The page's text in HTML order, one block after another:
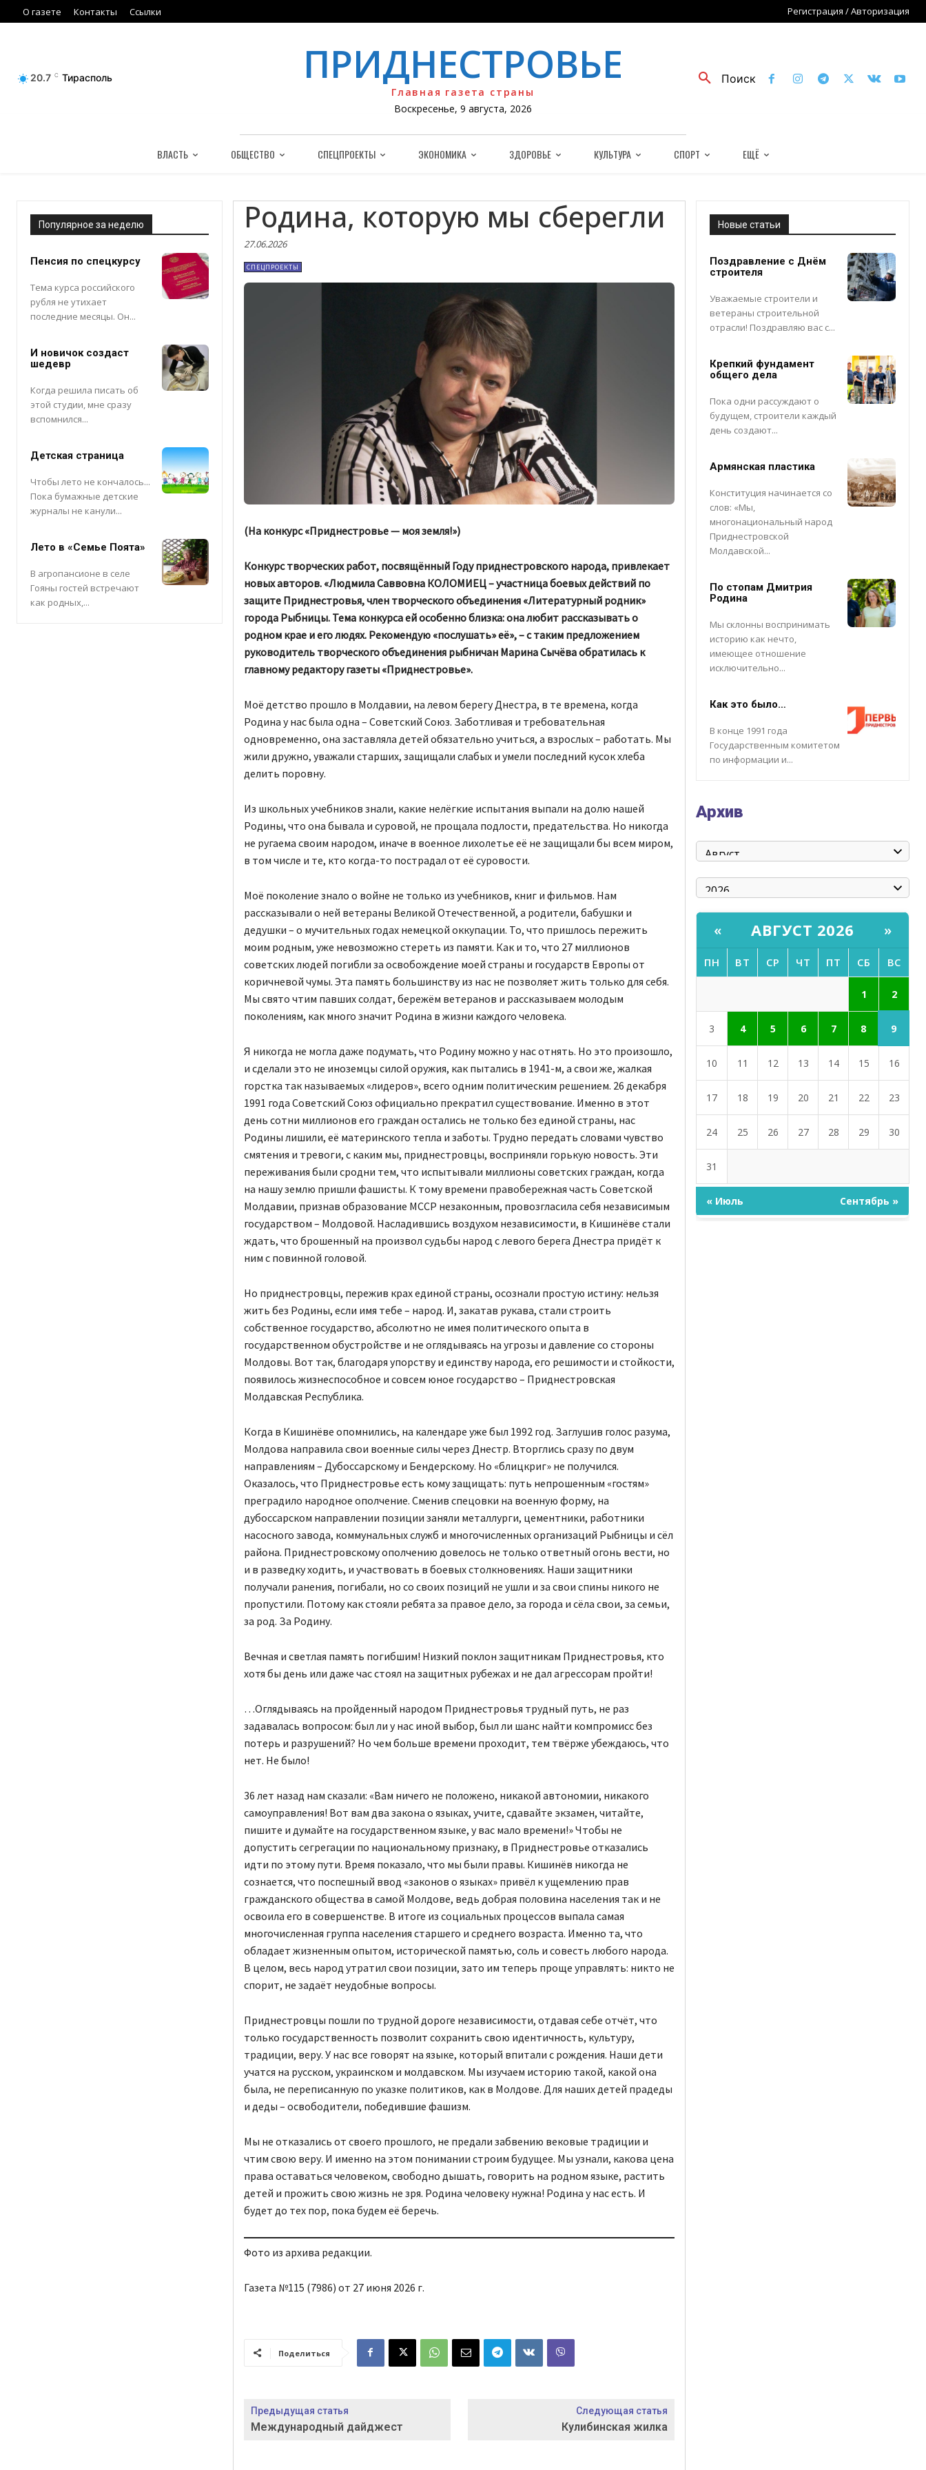
О газете Контакты Ссылки Регистрация / Авторизация
20.7 C Тирасполь ПРИДНЕСТРОВЬЕ
Главная газета страны
Воскресенье, 9 августа, 2026
Поиск
ВЛАСТЬ ОБЩЕСТВО СПЕЦПРОЕКТЫ ЭКОНОМИКА ЗДОРОВЬЕ КУЛЬТУРА СПОРТ ЕЩЁ
Популярное за неделю
Пенсия по спецкурсу
Тема курса российского
рубля не утихает
последние месяцы. Он...
И новичок создаст
шедевр
Когда решила писать об
этой студии, мне сразу
вспомнился...
Детская страница
Чтобы лето не кончалось...
Пока бумажные детские
журналы не канули...
Лето в «Семье Поята»
В агропансионе в селе
Гояны гостей встречают
как родных,...
Родина, которую мы сберегли
27.06.2026
СПЕЦПРОЕКТЫ
(На конкурс «Приднестровье — моя земля!»)
Конкурс творческих работ, посвящённый Году приднестровского народа, привлекает
новых авторов. «Людмила Саввовна КОЛОМИЕЦ – участница боевых действий по
защите Приднестровья, член творческого объединения «Литературный родник»
города Рыбницы. Тема конкурса ей особенно близка: она любит рассказывать о
родном крае и его людях. Рекомендую «послушать» её», – с таким предложением
руководитель творческого объединения рыбничан Марина Сычёва обратилась к
главному редактору газеты «Приднестровье».
Моё детство прошло в Молдавии, на левом берегу Днестра, в те времена, когда
Родина у нас была одна – Советский Союз. Заботливая и требовательная
одновременно, она заставляла детей обязательно учиться, а взрослых – работать. Мы
жили дружно, уважали старших, защищали слабых и умели последний кусок хлеба
делить поровну.
Из школьных учебников знали, какие нелёгкие испытания выпали на долю нашей
Родины, что она бывала и суровой, не прощала подлости, предательства. Но никогда
не ругаема своим народом, иначе в военное лихолетье её не защищали бы всем миром,
в том числе и те, кто когда-то пострадал от её суровости.
Моё поколение знало о войне не только из учебников, книг и фильмов. Нам
рассказывали о ней ветераны Великой Отечественной, а родители, бабушки и
дедушки – о мучительных годах немецкой оккупации. То, что пришлось пережить
моим родным, уже невозможно стереть из памяти. Как и то, что 27 миллионов
советских людей погибли за освобождение моей страны и государств Европы от
коричневой чумы. Эта память большинству из нас не позволяет жить только для себя.
Мы свято чтим павших солдат, бережём ветеранов и рассказываем молодым
поколениям, как много значит Родина в жизни каждого человека.
Я никогда не могла даже подумать, что Родину можно у нас отнять. Но это произошло,
и сделали это не иноземцы силой оружия, как пытались в 1941-м, а свои же, жалкая
горстка так называемых «лидеров», всего одним политическим решением. 26 декабря
1991 года Советский Союз официально прекратил существование. Именно в этот
день сотни миллионов его граждан остались не только без единой страны, нас
Родины лишили, её материнского тепла и заботы. Трудно передать словами чувство
смятения и тревоги, с каким мы, приднестровцы, восприняли горькую новость. Эти
переживания были сродни тем, что испытывали миллионы советских граждан, когда
на нашу землю пришли фашисты. К тому времени правобережная часть Советской
Молдавии, признав образование МССР незаконным, провозгласила себя независимым
государством – Молдовой. Насладившись воздухом независимости, в Кишинёве стали
ждать, что брошенный на произвол судьбы народ с левого берега Днестра придёт к
ним с повинной головой.
Но приднестровцы, пережив крах единой страны, осознали простую истину: нельзя
жить без Родины, если имя тебе – народ. И, закатав рукава, стали строить
собственное государство, абсолютно не имея политического опыта в
государственном обустройстве и не оглядываясь на угрозы и давление со стороны
Молдовы. Вот так, благодаря упорству и единству народа, его решимости и стойкости,
появилось жизнеспособное и совсем юное государство – Приднестровская
Молдавская Республика.
Когда в Кишинёве опомнились, на календаре уже был 1992 год. Заглушив голос разума,
Молдова направила свои военные силы через Днестр. Вторглись сразу по двум
направлениям – Дубоссарскому и Бендерскому. Но «блицкриг» не получился.
Оказалось, что Приднестровье есть кому защищать: путь непрошенным «гостям»
преградило народное ополчение. Сменив спецовки на военную форму, на
дубоссарском направлении позиции заняли металлурги, цементники, работники
насосного завода, коммунальных служб и многочисленных организаций Рыбницы и сёл
района. Приднестровскому ополчению довелось не только ответный огонь вести, но
и в разведку ходить, и участвовать в боевых столкновениях. Наши защитники
получали ранения, погибали, но со своих позиций не ушли и за свои спины никого не
пропустили. Потому как стояли ребята за правое дело, за города и сёла свои, за семьи,
за род. За Родину.
Вечная и светлая память погибшим! Низкий поклон защитникам Приднестровья, кто
хотя бы день или даже час стоял на защитных рубежах и не дал агрессорам пройти!
…Оглядываясь на пройденный народом Приднестровья трудный путь, не раз
задавалась вопросом: был ли у нас иной выбор, был ли шанс найти компромисс без
потерь и разрушений? Но чем больше времени проходит, тем твёрже убеждаюсь, что
нет. Не было!
36 лет назад нам сказали: «Вам ничего не положено, никакой автономии, никакого
самоуправления! Вот вам два закона о языках, учите, сдавайте экзамен, читайте,
пишите и думайте на государственном языке, у вас мало времени!» Чтобы не
допустить сегрегации по национальному признаку, в Приднестровье отказались
идти по этому пути. Время показало, что мы были правы. Кишинёв никогда не
сознается, что поспешный ввод «законов о языках» привёл к ущемлению прав
гражданского общества в самой Молдове, ведь добрая половина населения так и не
освоила его в совершенстве. В итоге из социальных процессов выпала самая
многочисленная группа населения старшего и среднего возраста. Именно та, что
обладает жизненным опытом, исторической памятью, соль и совесть любого народа.
В целом, весь народ утратил свои позиции, зато им теперь проще управлять: никто не
спорит, не задаёт неудобные вопросы.
Приднестровцы пошли по трудной дороге независимости, отдавая себе отчёт, что
только государственность позволит сохранить свою идентичность, культуру,
традиции, веру. У нас все говорят на языке, который впитали с рождения. Наши дети
учатся на русском, украинском и молдавском. Мы изучаем историю такой, какой она
была, не переписанную по указке политиков, как в Молдове. Для наших детей прадеды
и деды – освободители, победившие фашизм.
Мы не отказались от своего прошлого, не предали забвению вековые традиции и
чтим свою веру. И именно на этом понимании строим будущее. Мы узнали, какова цена
права оставаться человеком, свободно дышать, говорить на родном языке, растить
детей и прожить свою жизнь не зря. Родина человеку нужна! Родина у нас есть. И
будет до тех пор, пока будем её беречь.
Фото из архива редакции.
Газета №115 (7986) от 27 июня 2026 г.
Поделиться
Предыдущая статья
Международный дайджест
Следующая статья
Кулибинская жилка
Новые статьи
Поздравление с Днём
строителя
Уважаемые строители и
ветераны строительной
отрасли! Поздравляю вас с...
Крепкий фундамент
общего дела
Пока одни рассуждают о
будущем, строители каждый
день создают...
Армянская пластика
Конституция начинается со
слов: «Мы,
многонациональный народ
Приднестровской
Молдавской...
По стопам Дмитрия
Родина
Мы склонны воспринимать
историю как нечто,
имеющее отношение
исключительно...
Как это было…
В конце 1991 года
Государственным комитетом
по информации и...
Архив
« АВГУСТ 2026 »
ПН ВТ СР ЧТ ПТ СБ ВС
1 2
3 4 5 6 7 8 9
10 11 12 13 14 15 16
17 18 19 20 21 22 23
24 25 26 27 28 29 30
31
« Июль Сентябрь »